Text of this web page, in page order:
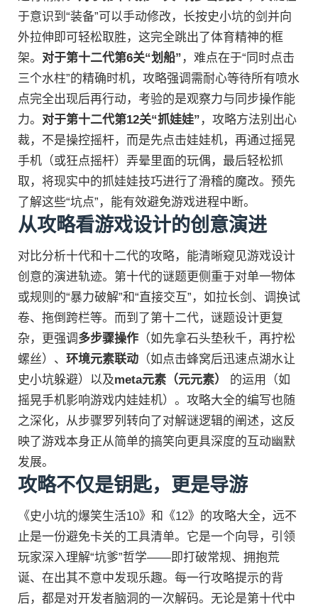
于意识到“装备”可以手动修改，长按史小坑的剑并向
外拉伸即可轻松取胜，这完全跳出了体育精神的框
架。 对于第十二代第6关“划船” ，难点在于“同时点击
三个水柱”的精确时机，攻略强调需耐心等待所有喷水
点完全出现后再行动，考验的是观察力与同步操作能
力。 对于第十二代第12关“抓娃娃” ，攻略方法别出心
裁，不是操控摇杆，而是先点击娃娃机，再通过摇晃
手机（或狂点摇杆）弄晕里面的玩偶，最后轻松抓
取，将现实中的抓娃娃技巧进行了滑稽的魔改。预先
了解这些“坑点”，能有效避免游戏进程中断。
从攻略看游戏设计的创意演进
对比分析十代和十二代的攻略，能清晰窥见游戏设计
创意的演进轨迹。第十代的谜题更侧重于对单一物体
或规则的“暴力破解”和“直接交互”，如拉长剑、调换试
卷、拖倒跨栏等。而到了第十二代，谜题设计更复
杂，更强调 多步骤操作 （如先拿石头垫秋千，再拧松
螺丝）、 环境元素联动 （如点击蜂窝后迅速点湖水让
史小坑躲避）以及meta元素（元元素）
的运用（如
摇晃手机影响游戏内娃娃机）。攻略大全的编写也随
之深化，从步骤罗列转向了对解谜逻辑的阐述，这反
映了游戏本身正从简单的搞笑向更具深度的互动幽默
发展。
攻略不仅是钥匙，更是导游
《史小坑的爆笑生活10》和《12》的攻略大全，远不
止是一份避免卡关的工具清单。它是一个向导，引领
玩家深入理解“坑爹”哲学——即打破常规、拥抱荒
诞、在出其不意中发现乐趣。每一行攻略提示的背
后，都是对开发者脑洞的一次解码。无论是第十代中